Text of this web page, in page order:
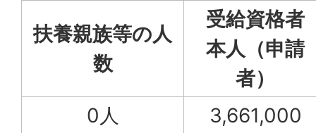
扶養親族等の人
数
受給資格者
本人（申請
者）
0人
3,661,000